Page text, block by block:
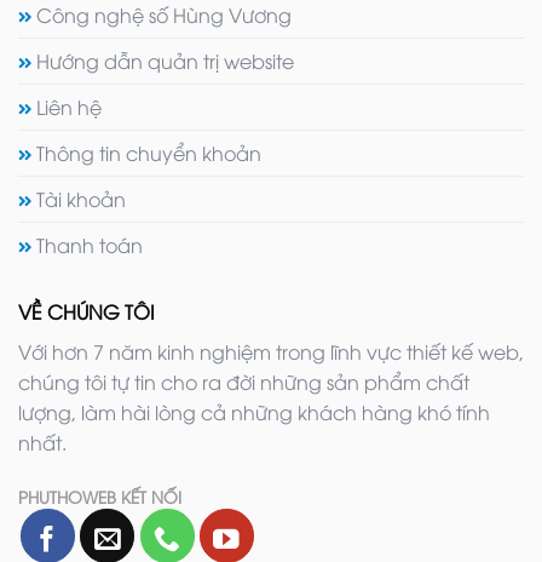
Công nghệ số Hùng Vương
Hướng dẫn quản trị website
Liên hệ
Thông tin chuyển khoản
Tài khoản
Thanh toán
VỀ CHÚNG TÔI
Với hơn 7 năm kinh nghiệm trong lĩnh vực thiết kế web,
chúng tôi tự tin cho ra đời những sản phẩm chất
lượng, làm hài lòng cả những khách hàng khó tính
nhất.
PHUTHOWEB KẾT NỐI